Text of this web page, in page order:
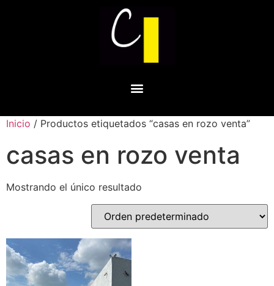
Inicio / Productos etiquetados “casas en rozo venta”
casas en rozo venta
Mostrando el único resultado